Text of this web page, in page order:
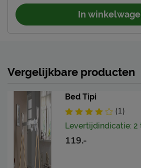
In
Vergelijkbare producten
Bed Tipi
(1)
Levertijdindicatie: 2
119.-